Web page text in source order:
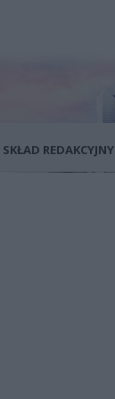
SKŁAD REDAKCYJNY